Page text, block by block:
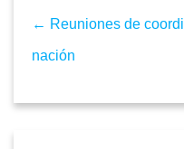
← Reuniones de coordi
nación